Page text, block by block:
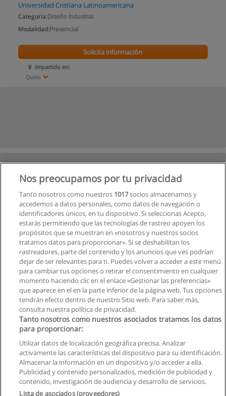
Universidad Cristiana Latinoamericana
Categoría: Diseño Industrial
Modalidad: Presencial
Impartido en:
Quito
Solicita información
Siguiente
Página1de2
Reglas de uso
Privacidad de datos
Nos preocupamos por tu privacidad
Tanto nosotros como nuestros 1017socios almacenamos y
accedemos a datos personales, como datos de navegación o
identificadores únicos, en tu dispositivo. Si seleccionas Acepto,
estarás permitiendo que las tecnologías de rastreo apoyen los
propósitos que se muestran en «nosotros y nuestros socios
tratamos datos para proporcionar». Si se deshabilitan los
rastreadores, parte del contenido y los anuncios que ves podrían
dejar de ser relevantes para ti. Puedes volver a acceder a este menú
para cambiar tus opciones o retirar el consentimiento en cualquier
momento haciendo clic en el enlace «Gestionar las preferencias»
que aparece en el en la parte inferior de la página web. Tus opciones
tendrán efecto dentro de nuestro Sitio web. Para saber más,
consulta nuestra política de privacidad.
Tanto nosotros como nuestros asociados tratamos los datos
para proporcionar:
Utilizar datos de localización geográfica precisa. Analizar
activamente las características del dispositivo para su identificación.
Almacenar la información en un dispositivo y/o acceder a ella.
Publicidad y contenido personalizados, medición de publicidad y
contenido, investigación de audiencia y desarrollo de servicios.
Lista de asociados (proveedores)